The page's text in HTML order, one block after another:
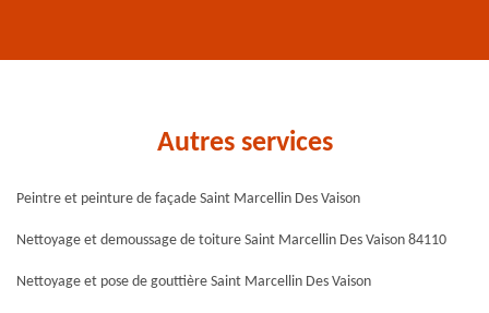
Autres services
Peintre et peinture de façade Saint Marcellin Des Vaison
Nettoyage et demoussage de toiture Saint Marcellin Des Vaison 84110
Nettoyage et pose de gouttière Saint Marcellin Des Vaison